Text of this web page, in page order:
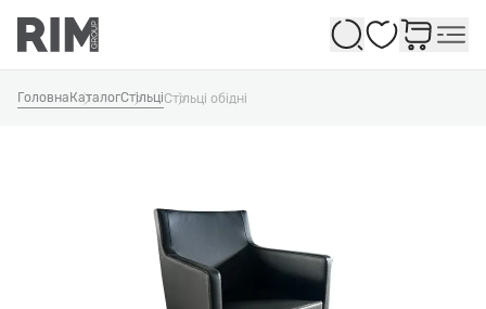
Обране
Головна КаталогСтільціСтільці обідні